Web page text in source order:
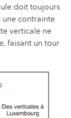
doit toujours
une contrainte
verticale ne
faisant un tour